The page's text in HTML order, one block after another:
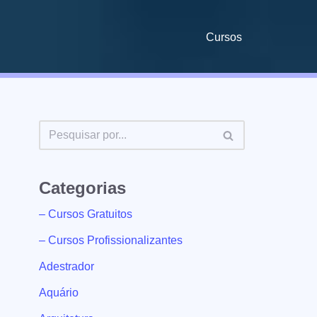
Cursos
Categorias
– Cursos Gratuitos
– Cursos Profissionalizantes
Adestrador
Aquário